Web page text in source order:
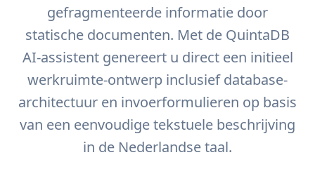
gefragmenteerde informatie door
statische documenten. Met de QuintaDB
AI-assistent genereert u direct een initieel
werkruimte-ontwerp inclusief database-
architectuur en invoerformulieren op basis
van een eenvoudige tekstuele beschrijving
in de Nederlandse taal.